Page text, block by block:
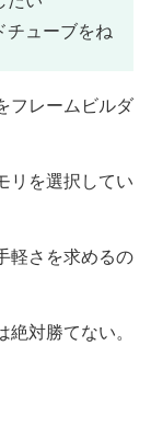
チューブをね
フレームビルダ
リを選択してい
軽さを求めるの
対勝てない。